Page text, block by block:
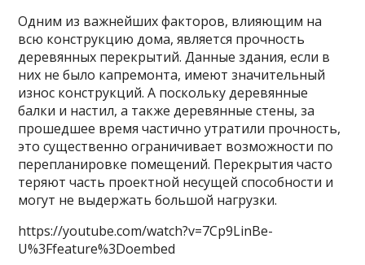
Одним из важнейших факторов, влияющим на
всю конструкцию дома, является прочность
деревянных перекрытий. Данные здания, если в
них не было капремонта, имеют значительный
износ конструкций. А поскольку деревянные
балки и настил, а также деревянные стены, за
прошедшее время частично утратили прочность,
это существенно ограничивает возможности по
перепланировке помещений. Перекрытия часто
теряют часть проектной несущей способности и
могут не выдержать большой нагрузки.
https://youtube.com/watch?v=7Cp9LinBe-
U%3Ffeature%3Doembed